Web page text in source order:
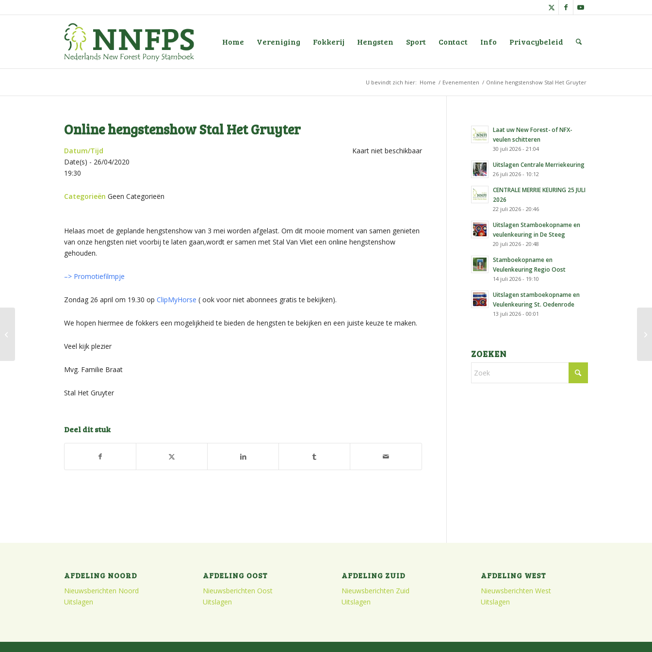
Home Vereniging Fokkerij Hengsten Sport Contact Info Privacybeleid
U bevindt zich hier: Home / Evenementen / Online hengstenshow Stal Het Gruyter
Online hengstenshow Stal Het Gruyter
Kaart niet beschikbaar
Datum/Tijd
Date(s) - 26/04/2020
19:30
Categorieën Geen Categorieën
Helaas moet de geplande hengstenshow van 3 mei worden afgelast. Om dit mooie moment van samen genieten
van onze hengsten niet voorbij te laten gaan,wordt er samen met Stal Van Vliet een online hengstenshow
gehouden.
–> Promotiefilmpje
Zondag 26 april om 19.30 op ClipMyHorse ( ook voor niet abonnees gratis te bekijken).
We hopen hiermee de fokkers een mogelijkheid te bieden de hengsten te bekijken en een juiste keuze te maken.
Veel kijk plezier
Mvg. Familie Braat
Stal Het Gruyter
Deel dit stuk
Laat uw New Forest- of NFX-
veulen schitteren
30 juli 2026 - 21:04
Uitslagen Centrale Merriekeuring
26 juli 2026 - 10:12
CENTRALE MERRIE KEURING 25 JULI
2026
22 juli 2026 - 20:46
Uitslagen Stamboekopname en
veulenkeuring in De Steeg
20 juli 2026 - 20:48
Stamboekopname en
Veulenkeuring Regio Oost
14 juli 2026 - 19:10
Uitslagen stamboekopname en
Veulenkeuring St. Oedenrode
13 juli 2026 - 00:01
ZOEKEN
AFDELING NOORD
Nieuwsberichten Noord
Uitslagen
AFDELING OOST
Nieuwsberichten Oost
Uitslagen
AFDELING ZUID
Nieuwsberichten Zuid
Uitslagen
AFDELING WEST
Nieuwsberichten West
Uitslagen